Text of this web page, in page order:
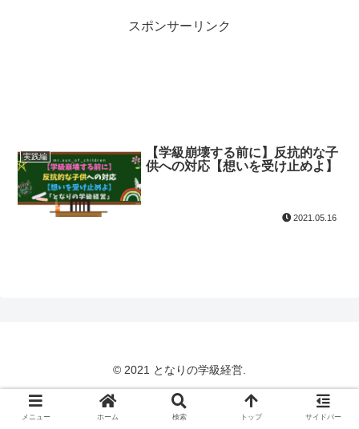
スポンサーリンク
実践編
【学級崩壊する前に】反抗的な子
供への対応【想いを受け止めよ】
2021.05.16
© 2021 となりの学級経営.
メニュー ホーム 検索 トップ サイドバー